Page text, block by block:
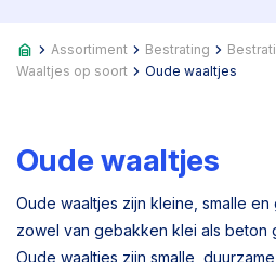
Assortiment Bestrating
Waaltjes op soort
Oude waaltjes
Oude waaltjes
Oude waaltjes zijn kleine, smalle
zowel van gebakken klei als beton
Oude waaltjes zijn smalle,